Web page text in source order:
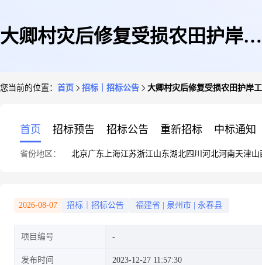
大卿村灾后修复受损农田护岸工
您当前的位置： 首页 招标｜招标公告 大卿村灾后修复受损农田护岸
首页 招标预告 招标公告 重新招标 中标通知
省份地区： 北京广东 上海江苏浙江山东湖北四川 河北河南天津山
2026-08-07 招标｜招标公告 福建省 泉州市 永春县
项目编号
发布时间 2023-12-27 11:57:30